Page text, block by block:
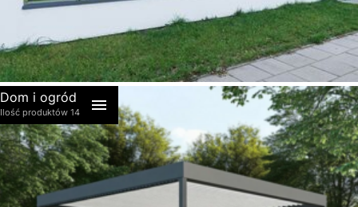
Dom i ogród
Ilość produktów 14